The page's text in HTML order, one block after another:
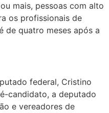
mais, pessoas com alto
os profissionais de
de quatro meses após a
federal, Cristino
candidato, a deputado
e vereadores de